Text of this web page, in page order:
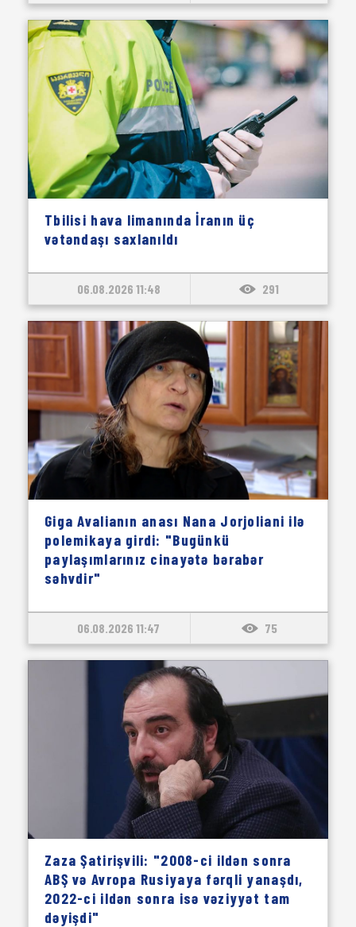
Tbilisi hava limanında İranın üç
vətəndaşı saxlanıldı
06.08.2026 11:48 291
Giga Avalianın anası Nana Jorjoliani ilə
polemikaya girdi: "Bugünkü
paylaşımlarınız cinayətə bərabər
səhvdir"
06.08.2026 11:47 75
Zaza Şatirişvili: "2008-ci ildən sonra
ABŞ və Avropa Rusiyaya fərqli yanaşdı,
2022-ci ildən sonra isə vəziyyət tam
dəyişdi"